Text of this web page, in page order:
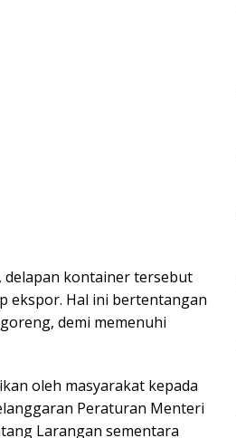
delapan kontainer tersebut
ekspor. Hal ini bertentangan
demi memenuhi
oleh masyarakat kepada
Peraturan Menteri
Larangan sementara